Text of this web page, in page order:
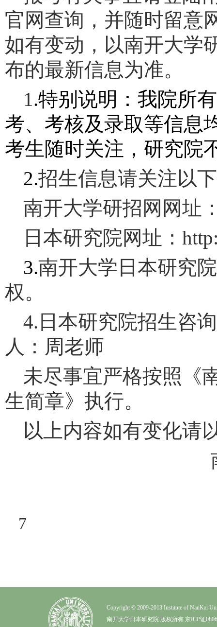
官网查询，并随时留意
如有变动，以南开大学
布的最新信息为准。
1.特别说明：我院所
考、考核及录取等信息
考生随时关注，研究院
2.招生信息请关注以
南开大学研招网网址
日本研究院网址：
3.南开大学日本研究
权。
4. 日本研究院招生咨
人：周老师
未尽事宜严格按照《
生简章》执行。
以上内容如有变化请
7
Copyright © 2009-2013 Institute of NanKai
南开大学日本研究院 版权所有 京ICP证